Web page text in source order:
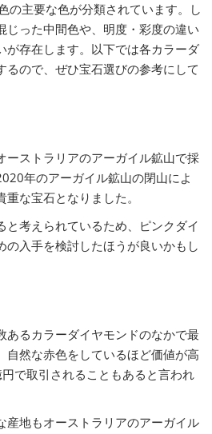
の主要な色が分類されています。し
じった中間色や、明度・彩度の違い
が存在します。以下では各カラーダ
るので、ぜひ宝石選びの参考にして
ーストラリアのアーガイル鉱山で採
年のアーガイル鉱山の閉山によ
な宝石となりました。
と考えられているため、ピンクダイ
の入手を検討したほうが良いかもし
あるカラーダイヤモンドのなかで最
自然な赤色をしているほど価値が高
で取引されることもあると言われ
産地もオーストラリアのアーガイル